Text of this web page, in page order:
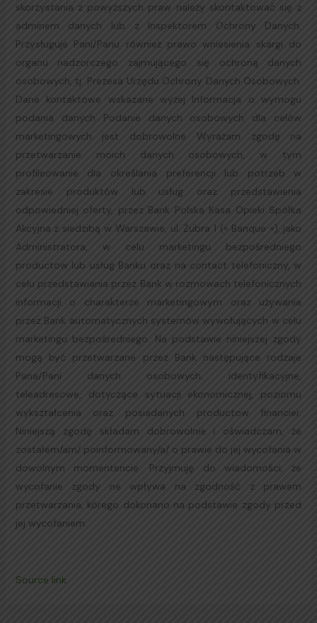
skorzystania z powyższych praw należy skontaktować się z
adminem danych lub z Inspektorem Ochrony Danych.
Przysługuje Pani/Panu również prawo wniesienia skargi do
organu nadzorczego zajmującego się ochroną danych
osobowych, tj. Prezesa Urzędu Ochrony Danych Osobowych.
Dane kontaktowe wskazane wyżej Informacja o wymogu
podania danych Podanie danych osobowych dla celów
marketingowych jest dobrowolne Wyrażam zgodę na
przetwarzanie moich danych osobowych, w tym
profileowanie dla określania preferencji lub potrzeb w
zakresie produktów lub usług oraz przedstawienia
odpowiedniej oferty, przez Bank Polska Kasa Opieki Spółka
Akcyjna z siedzibą w Warszawie, ul. Żubra 1 (« Banque »), jako
Administratora, w celu marketingu bezpośredniego
productow lub usług Banku oraz na contact telefoniczny, w
celu przedstawiania przez Bank w rozmowach telefonicznych
informacji o charakterze marketingowym oraz używania
przez Bank automatycznych systemów wywołujących w celu
marketingu bezpośredniego. Na podstawie niniejszej zgody
mogą być przetwarzane przez Bank następujące rodzaje
Pana/Pani danych osobowych: identyfikacyjne,
teleadresowe, dotyczące sytuacji ekonomicznej, poziomu
wykształcenia oraz posiadanych productow financier.
Niniejszą zgodę składam dobrowolnie i oświadczam, że
zostałem/am/ poinformowany/a/ o prawie do jej wycofania w
dowolnym momentencie. Przyjmuję do wiadomości, że
wycofanie zgody ne wpływa na zgodność z prawem
przetwarzania, kórego dokonano na podstawie zgody przed
jej wycofaniem.
Source link